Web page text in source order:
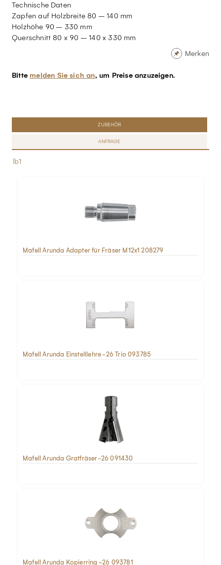
Technische Daten
Zapfen auf Holzbreite 80 – 140 mm
Holzhöhe 90 – 330 mm
Querschnitt 80 x 90 – 140 x 330 mm
Merken
Bitte melden Sie sich an, um Preise anzuzeigen.
ZUBEHÖR
ANFRAGE
lb1
Mafell Arunda Adapter für Fräser M12x1 208279
Mafell Arunda Einstelllehre -26 Trio 093785
Mafell Arunda Gratfräser-26 091430
Mafell Arunda Kopierring -26 093781